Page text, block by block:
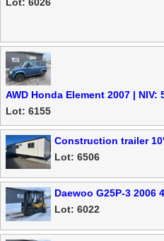
AWD Honda Element 2007 | NIV:
Lot: 6155
Construction trailer
Lot: 6506
Daewoo G25P-3 2006
Lot: 6022